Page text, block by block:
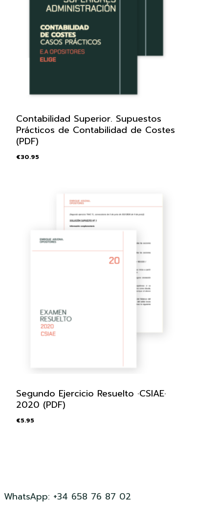
Contabilidad Superior. Supuestos
Prácticos de Contabilidad de Costes
(PDF)
€30.95
Segundo Ejercicio Resuelto ·CSIAE·
2020 (PDF)
€5.95
WhatsApp: +34 658 76 87 02